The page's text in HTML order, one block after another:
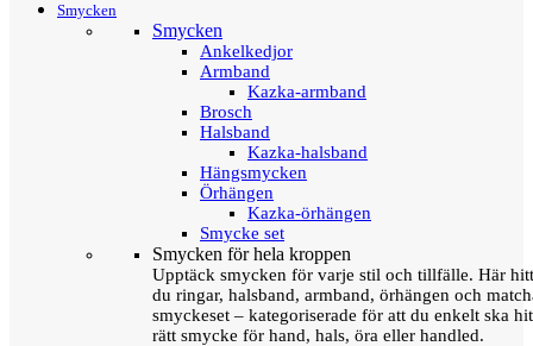
Smycken
Smycken
Ankelkedjor
Armband
Kazka-armband
Brosch
Halsband
Kazka-halsband
Hängsmycken
Örhängen
Kazka-örhängen
Smycke set
Smycken för hela kroppen
Upptäck smycken för varje stil och tillfälle. Här
du ringar, halsband, armband, örhängen och
smyckeset – kategoriserade för att du enkelt ska
rätt smycke för hand, hals, öra eller handled.